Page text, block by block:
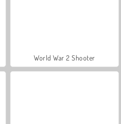
World War 2 Shooter